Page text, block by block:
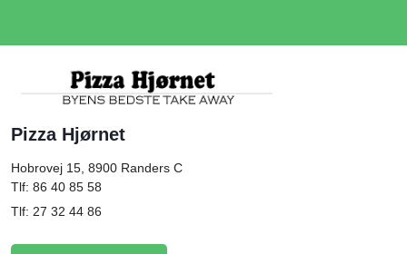
Pizza Hjørnet
Hobrovej 15, 8900 Randers C
Tlf: 86 40 85 58
Tlf: 27 32 44 86